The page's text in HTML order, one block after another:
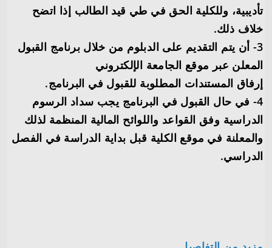
تأديبية، وللكلية الحق في طي قيد الطالب إذا اتضح
خلاف ذلك.
3- أن يتم التقديم على الدبلوم من خلال برنامج القبول
المعلن عبر موقع الجامعة الإلكتروني
إرفاق المستندات المطلوبة للقبول في البرنامج.
4- في حال القبول في البرنامج يجب سداد الرسوم
الدراسية وفق القواعد واللوائح المالية المنظمة لذلك
والمعلنة في موقع الكلية قبل بداية الدراسة في الفصل
الدراسي.